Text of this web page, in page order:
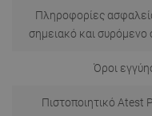
Πληροφορίες
σημειακό και συρόμενο
Όροι
Πιστοποιητικό Atest